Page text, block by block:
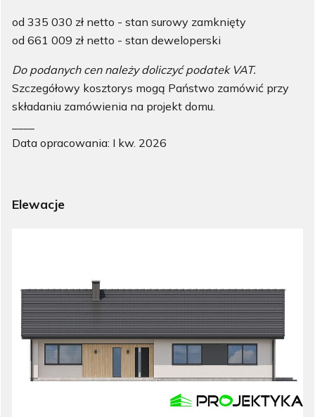
od 335 030 zł netto - stan surowy zamknięty
od 661 009 zł netto - stan deweloperski
Do podanych cen należy doliczyć podatek VAT.
Szczegółowy kosztorys mogą Państwo zamówić przy
składaniu zamówienia na projekt domu.
Data opracowania: I kw. 2026
Elewacje